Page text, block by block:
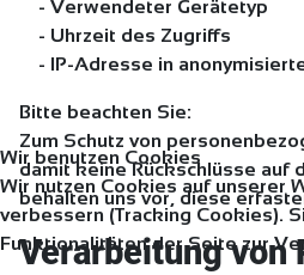
- Verwendeter Gerätetyp
- Uhrzeit des Zugriffs
- IP-Adresse in
Bitte beachten Sie:
Zum Schutz von
damit keine Rückschlüsse auf
behalten uns vor, diese
Verarbeitung von
Wir benutzen Cookies
Wir nutzen Cookies auf unserer
verbessern (Tracking Cookies).
Funktionalitäten der Seite zur